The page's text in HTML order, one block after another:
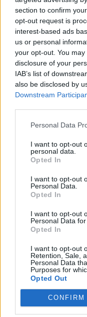
section to confirm
opt-out request is
interest-based ads
us or personal
your opt-out. You
disclosure of your
IAB’s list of
also be disclosed by
Downstream
Personal Data
I want to opt-out
personal data.
Opted In
I want to opt-out
Personal Data.
Opted In
I want to opt-out
Personal Data
Opted In
I want to opt-out
Retention, Sale,
Personal Data
Purposes for
Opted Out
CONFIRM
Ακολουθήστε
ΔΕΙΤΕ
ΣΤΗΝ ΙΔΙΑ